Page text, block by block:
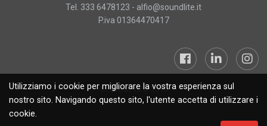
Utilizziamo i cookie per migliorare la vostra esperienza sul
nostro sito. Navigando questo sito, l'utente accetta di utilizzare i
cookie.
Tel. 333 6478123 - alfio@soundlite.it
P.iva 01364470417
Sound&Lite © 2019